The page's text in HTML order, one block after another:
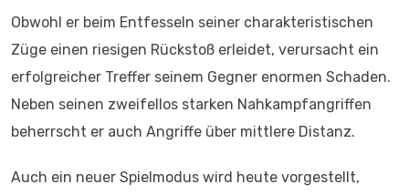
Obwohl er beim Entfesseln seiner charakteristischen
Züge einen riesigen Rückstoß erleidet, verursacht ein
erfolgreicher Treffer seinem Gegner enormen Schaden.
Neben seinen zweifellos starken Nahkampfangriffen
beherrscht er auch Angriffe über mittlere Distanz.
Auch ein neuer Spielmodus wird heute vorgestellt,